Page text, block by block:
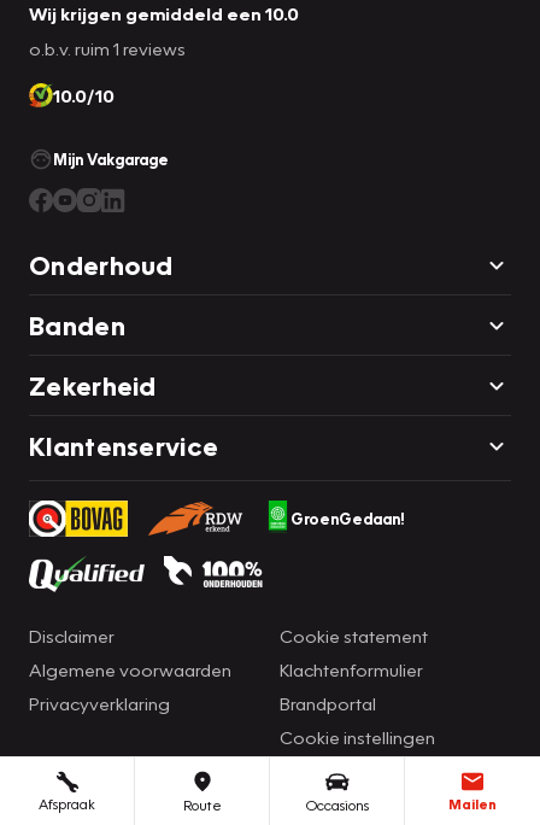
Afspraak Route Occasions Mailen
Wij krijgen gemiddeld een 10.0
o.b.v. ruim 1 reviews
10.0/10
Mijn Vakgarage
Onderhoud
Banden
Zekerheid
Klantenservice
GroenGedaan!
Disclaimer
Algemene voorwaarden
Privacyverklaring
Cookie statement
Klachtenformulier
Brandportal
Cookie instellingen